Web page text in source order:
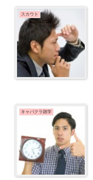
スカウト
キャバクラ雑学